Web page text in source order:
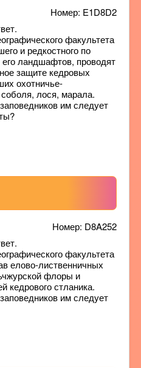
Номер: E1D8D2
факультета
и редкостного по
его ландшафтов, проводят
защите кедровых
охотничье-
лося, марала.
им следует
Номер: D8A252
факультета
елово-лиственничных
флоры и
кедрового стланика.
им следует